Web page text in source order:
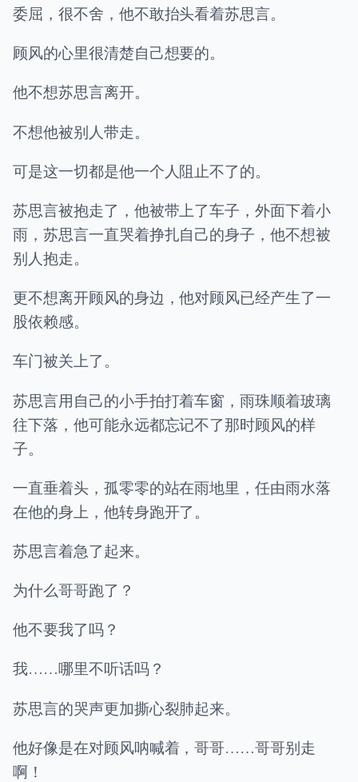
委屈，很不舍，他不敢抬头看着苏思言。
顾风的心里很清楚自己想要的。
他不想苏思言离开。
不想他被别人带走。
可是这一切都是他一个人阻止不了的。
苏思言被抱走了，他被带上了车子，外面下着小
雨，苏思言一直哭着挣扎自己的身子，他不想被
别人抱走。
更不想离开顾风的身边，他对顾风已经产生了一
股依赖感。
车门被关上了。
苏思言用自己的小手拍打着车窗，雨珠顺着玻璃
往下落，他可能永远都忘记不了那时顾风的样
子。
一直垂着头，孤零零的站在雨地里，任由雨水落
在他的身上，他转身跑开了。
苏思言着急了起来。
为什么哥哥跑了？
他不要我了吗？
我……哪里不听话吗？
苏思言的哭声更加撕心裂肺起来。
他好像是在对顾风呐喊着，哥哥……哥哥别走
啊！